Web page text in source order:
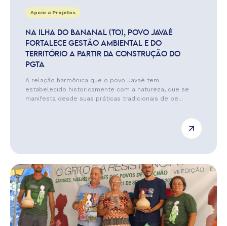
Apoio a Projetos
NA ILHA DO BANANAL (TO), POVO JAVAÉ
FORTALECE GESTÃO AMBIENTAL E DO
TERRITÓRIO A PARTIR DA CONSTRUÇÃO DO
PGTA
A relação harmônica que o povo Javaé tem
estabelecido historicamente com a natureza, que se
manifesta desde suas práticas tradicionais de pe...